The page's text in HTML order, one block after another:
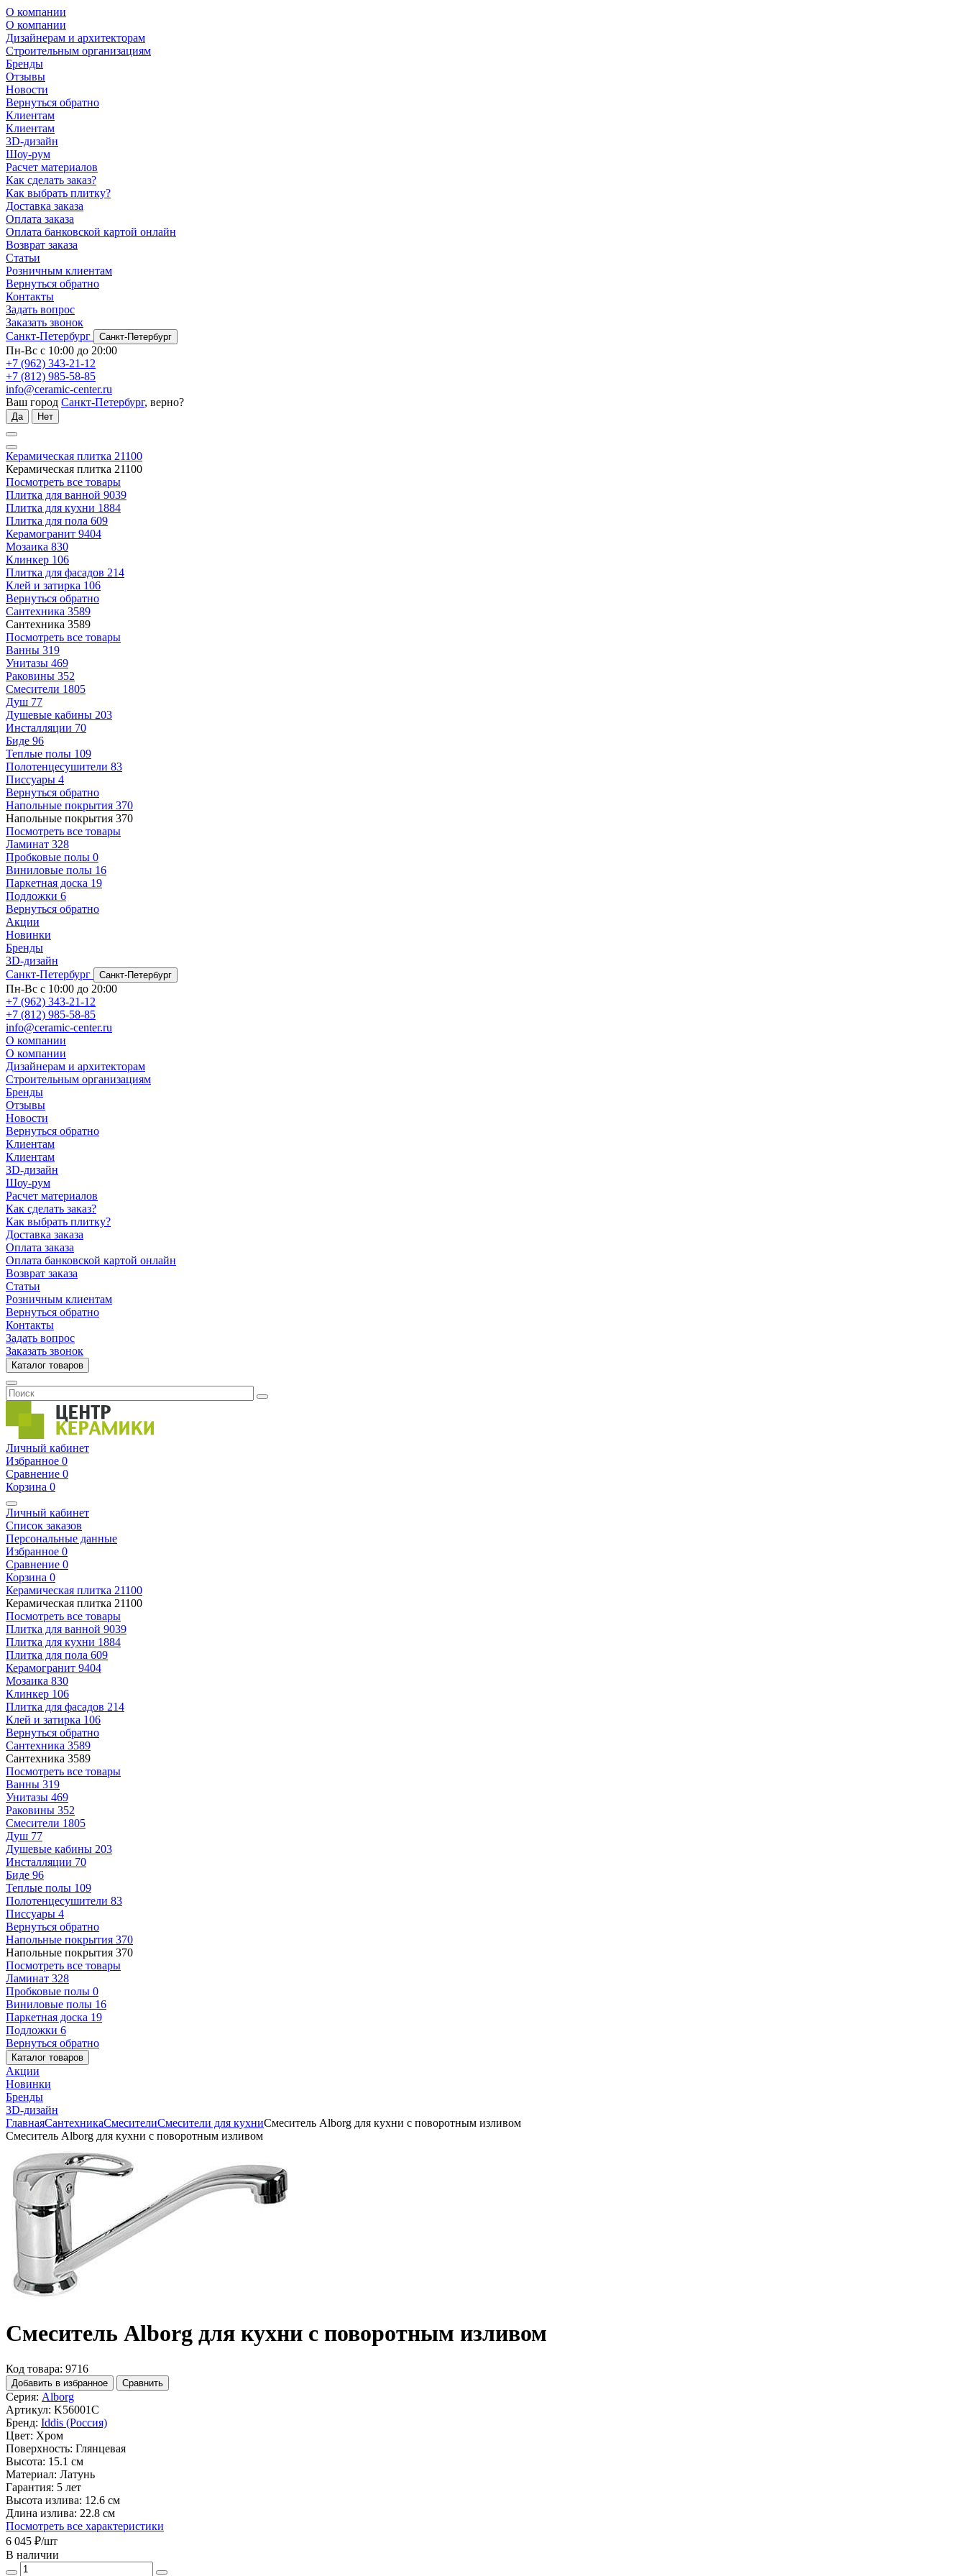
О компании
О компании
Дизайнерам и архитекторам
Строительным организациям
Бренды
Отзывы
Новости
Вернуться обратно
Клиентам
Клиентам
3D-дизайн
Шоу-рум
Расчет материалов
Как сделать заказ?
Как выбрать плитку?
Доставка заказа
Оплата заказа
Оплата банковской картой онлайн
Возврат заказа
Статьи
Розничным клиентам
Вернуться обратно
Контакты
Задать вопрос
Заказать звонок
Санкт-Петербург
Санкт-Петербург
Пн-Вс с 10:00 до 20:00
+7 (962) 343-21-12
+7 (812) 985-58-85
info@ceramic-center.ru
Ваш город Санкт-Петербург, верно?
Да Нет
Керамическая плитка 21100
Керамическая плитка 21100
Посмотреть все товары
Плитка для ванной 9039
Плитка для кухни 1884
Плитка для пола 609
Керамогранит 9404
Мозаика 830
Клинкер 106
Плитка для фасадов 214
Клей и затирка 106
Вернуться обратно
Сантехника 3589
Сантехника 3589
Посмотреть все товары
Ванны 319
Унитазы 469
Раковины 352
Смесители 1805
Душ 77
Душевые кабины 203
Инсталляции 70
Биде 96
Теплые полы 109
Полотенцесушители 83
Писсуары 4
Вернуться обратно
Напольные покрытия 370
Напольные покрытия 370
Посмотреть все товары
Ламинат 328
Пробковые полы 0
Виниловые полы 16
Паркетная доска 19
Подложки 6
Вернуться обратно
Акции
Новинки
Бренды
3D-дизайн
Санкт-Петербург
Санкт-Петербург
Пн-Вс с 10:00 до 20:00
+7 (962) 343-21-12
+7 (812) 985-58-85
info@ceramic-center.ru
О компании
О компании
Дизайнерам и архитекторам
Строительным организациям
Бренды
Отзывы
Новости
Вернуться обратно
Клиентам
Клиентам
3D-дизайн
Шоу-рум
Расчет материалов
Как сделать заказ?
Как выбрать плитку?
Доставка заказа
Оплата заказа
Оплата банковской картой онлайн
Возврат заказа
Статьи
Розничным клиентам
Вернуться обратно
Контакты
Задать вопрос
Заказать звонок
Каталог товаров
Личный кабинет
Избранное 0
Сравнение 0
Корзина 0
Личный кабинет
Список заказов
Персональные данные
Избранное 0
Сравнение 0
Корзина 0
Керамическая плитка 21100
Керамическая плитка 21100
Посмотреть все товары
Плитка для ванной 9039
Плитка для кухни 1884
Плитка для пола 609
Керамогранит 9404
Мозаика 830
Клинкер 106
Плитка для фасадов 214
Клей и затирка 106
Вернуться обратно
Сантехника 3589
Сантехника 3589
Посмотреть все товары
Ванны 319
Унитазы 469
Раковины 352
Смесители 1805
Душ 77
Душевые кабины 203
Инсталляции 70
Биде 96
Теплые полы 109
Полотенцесушители 83
Писсуары 4
Вернуться обратно
Напольные покрытия 370
Напольные покрытия 370
Посмотреть все товары
Ламинат 328
Пробковые полы 0
Виниловые полы 16
Паркетная доска 19
Подложки 6
Вернуться обратно
Каталог товаров
Акции
Новинки
Бренды
3D-дизайн
ГлавнаяСантехникаСмесителиСмесители для кухниСмеситель Alborg для кухни с поворотным изливом
Смеситель Alborg для кухни с поворотным изливом
Смеситель Alborg для кухни с поворотным изливом
Код товара: 9716
Добавить в избранное Сравнить
Серия: Alborg
Артикул: K56001C
Бренд: Iddis (Россия)
Цвет: Хром
Поверхность: Глянцевая
Высота: 15.1 см
Материал: Латунь
Гарантия: 5 лет
Высота излива: 12.6 см
Длина излива: 22.8 см
Посмотреть все характеристики
6 045 ₽/шт
В наличии